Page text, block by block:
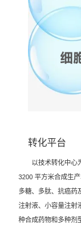
转化平台
以技术转化中心
3200 平方米合成生
多糖、多肽、抗癌药
注射液、小容量注射
种合成药物和多种剂